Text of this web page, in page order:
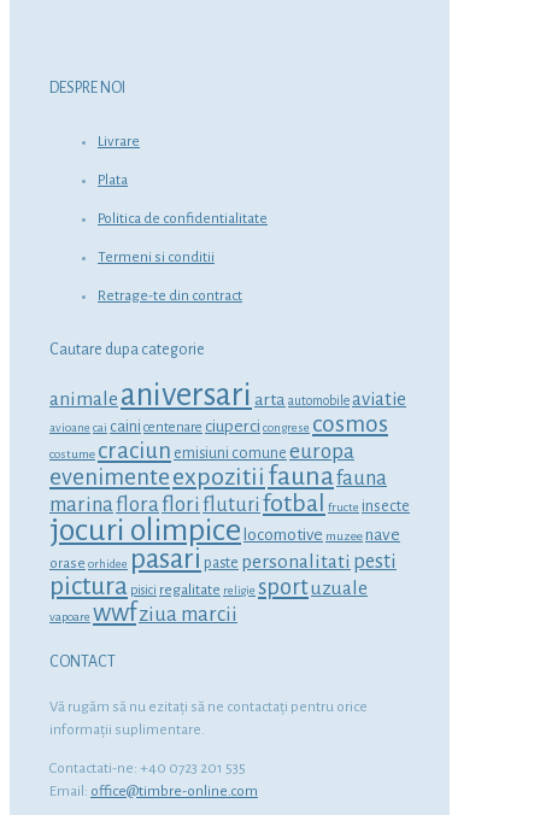
DESPRE NOI
Livrare
Plata
Politica de confidentialitate
Termeni si conditii
Retrage-te din contract
Cautare dupa categorie
animale aniversari arta automobile aviatie
avioane cai caini centenare ciuperci congrese cosmos
costume craciun emisiuni comune europa
evenimenteexpozitii faunafauna
marinafloraflori fluturi fotbal fructe insecte
jocuri olimpice locomotive muzeenave
orase orhidee pasari paste personalitati pesti
pictura pisici regalitate religie sportuzuale
vapoare wwfziua marcii
CONTACT
Vă rugăm să nu ezitaţi să ne contactaţi pentru orice
informaţii suplimentare.
Contactati-ne: +40 0723 201 535
Email: office@timbre-online.com